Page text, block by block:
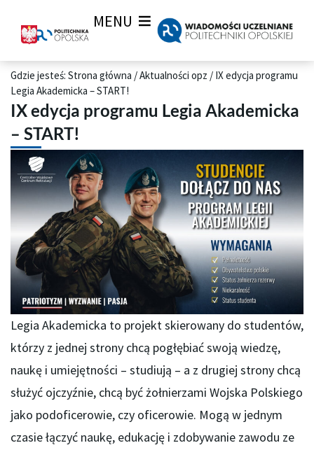
MENU
Gdzie jesteś: Strona główna /Aktualności opz / IX edycja programu
Legia Akademicka – START!
IX edycja programu Legia Akademicka
– START!
Legia Akademicka to projekt skierowany do studentów,
którzy z jednej strony chcą pogłębiać swoją wiedzę,
naukę i umiejętności – studiują – a z drugiej strony chcą
służyć ojczyźnie, chcą być żołnierzami Wojska Polskiego
jako podoficerowie, czy oficerowie. Mogą w jednym
czasie łączyć naukę, edukację i zdobywanie zawodu ze